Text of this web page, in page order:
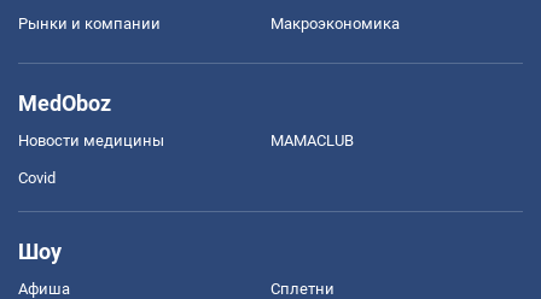
Рынки и компании Mакроэкономика
MedOboz
Новости медицины MAMACLUB
Covid
Шоу
Афиша Сплетни